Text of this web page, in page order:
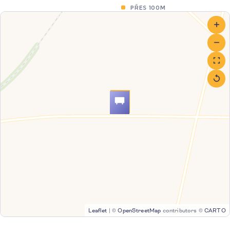
PŘES 100M
Leaflet | ©OpenStreetMap contributors © CARTO